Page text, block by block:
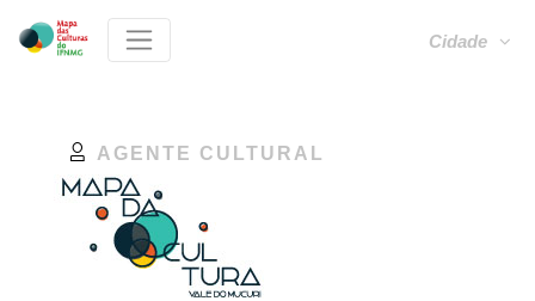
Cidade
AGENTE CULTURAL